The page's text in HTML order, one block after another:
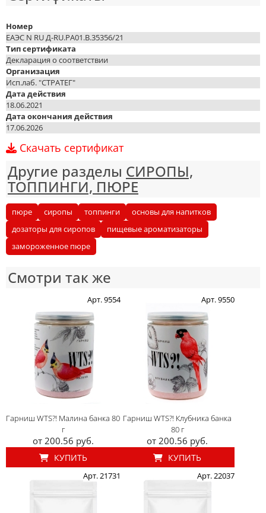
Номер
ЕАЭС N RU Д-RU.PA01.B.35356/21
Тип сертификата
Декларация о соответствии
Организация
Исп.лаб. "СТРАТЕГ"
Дата действия
18.06.2021
Дата окончания действия
17.06.2026
Скачать сертификат
Другие разделы СИРОПЫ,
ТОППИНГИ, ПЮРЕ
пюре сиропы топпинги
основы для напитков
дозаторы для сиропов
пищевые ароматизаторы
замороженное пюре
Смотри так же
Арт. 9554
Гарниш WTS?! Малина банка 80
г
от 200.56 руб.
КУПИТЬ
Арт. 9550
Гарниш WTS?! Клубника банка
80 г
от 200.56 руб.
КУПИТЬ
Арт. 21731 Арт. 22037